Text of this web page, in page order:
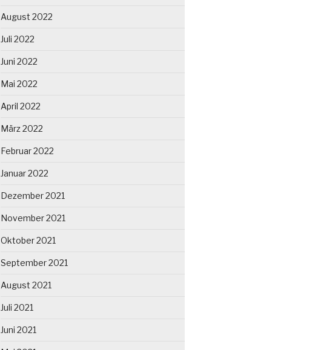
August 2022
Juli 2022
Juni 2022
Mai 2022
April 2022
März 2022
Februar 2022
Januar 2022
Dezember 2021
November 2021
Oktober 2021
September 2021
August 2021
Juli 2021
Juni 2021